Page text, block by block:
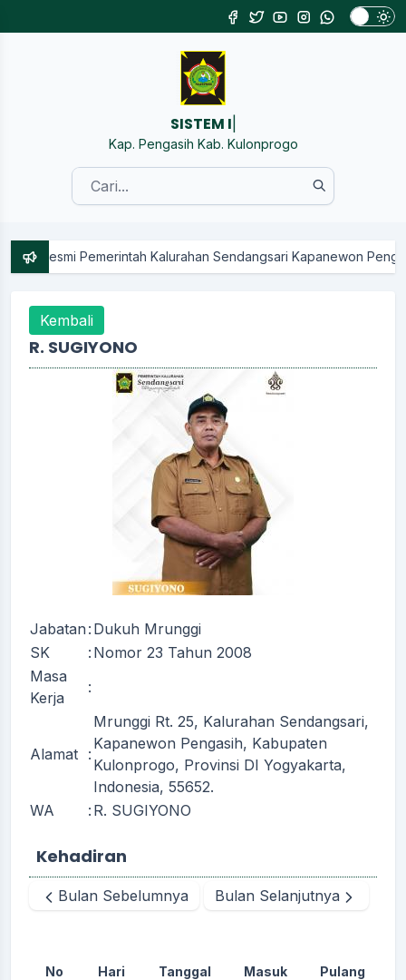
SISTEM INFORMASI
Kap. Pengasih Kab. Kulonprogo
Kapanewon Pengasih Kabupaten Kulon Progo ||
Kembali
R. SUGIYONO
Jabatan : Dukuh Mrunggi
SK
: Nomor 23 Tahun 2008
Masa
Kerja
:
Alamat :
Mrunggi Rt. 25, Kalurahan Sendangsari,
Kapanewon Pengasih, Kabupaten
Kulonprogo, Provinsi DI Yogyakarta,
Indonesia, 55652.
WA
: R. SUGIYONO
Kehadiran
Bulan Sebelumnya Bulan Selanjutnya
No Hari Tanggal Masuk
Pulang